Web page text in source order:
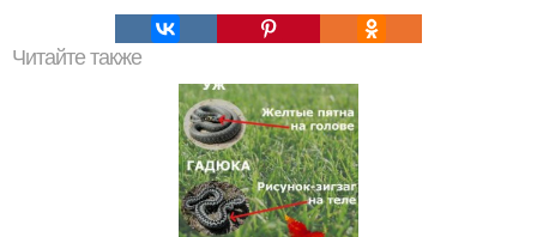
Читайте также